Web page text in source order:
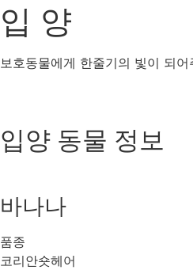
입 양
보호동물에게 한줄기의 빛이 되어
입양 동물 정보
바나나
품종
코리안숏헤어